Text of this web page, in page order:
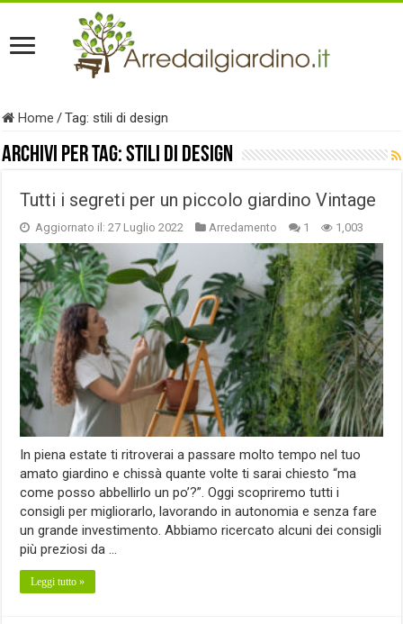
Home /Tag:stili di design
Archivi per tag:stili di design
Tutti i segreti per un piccolo giardino Vintage
Aggiornato il: 27 Luglio 2022 Arredamento 1 1,003
In piena estate ti ritroverai a passare molto tempo nel tuo
amato giardino e chissà quante volte ti sarai chiesto “ma
come posso abbellirlo un po’?”. Oggi scopriremo tutti i
consigli per migliorarlo, lavorando in autonomia e senza fare
un grande investimento. Abbiamo ricercato alcuni dei consigli
più preziosi da …
Leggi tutto »